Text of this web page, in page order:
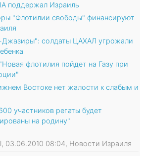
поддержал Израиль
"Флотилии свободы" финансируют
Джазиры": солдаты ЦАХАЛ угрожали
флотилия пойдет на Газу при
Востоке нет жалости к слабым и
участников регаты будет
на родину"
03.06.2010 08:04, Новости Израиля